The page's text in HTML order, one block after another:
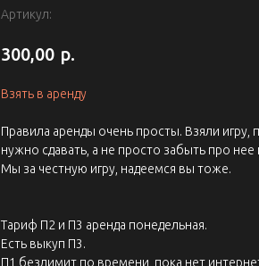
Артикул:
300,00 р.
Взять в аренду
Правила аренды очень просты. Взяли игру,
нужно сдавать, а не просто забыть про нее
Мы за честную игру, надеемся вы тоже.
Тариф П2 и П3 аренда понедельная.
Есть выкуп П3.
П1 безлимит по времени, пока нет